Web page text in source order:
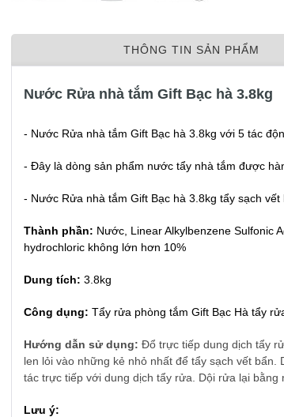
THÔNG TIN SẢN PHẨM
Nước Rửa nhà tắm Gift Bạc hà 3.8kg
- Nước Rửa nhà tắm Gift Bạc hà 3.8kg với 5 tác
- Đây là dòng sản phẩm nước tẩy nhà tắm được
- Nước Rửa nhà tắm Gift Bạc hà 3.8kg tẩy sạch vết
Thành phần: Nước, Linear Alkylbenzene Sulfonic
hydrochloric không lớn hơn 10%
Dung tích: 3.8kg
Công dụng: Tẩy rửa phòng tắm Gift Bạc Hà tẩy
Hướng dẫn sử dụng: Đổ trực tiếp dung dịch tẩy
len lỏi vào những kẻ nhỏ nhất để tẩy sạch vết
tác trực tiếp với dung dịch tẩy rửa. Dội rửa lại bằng
Lưu ý: